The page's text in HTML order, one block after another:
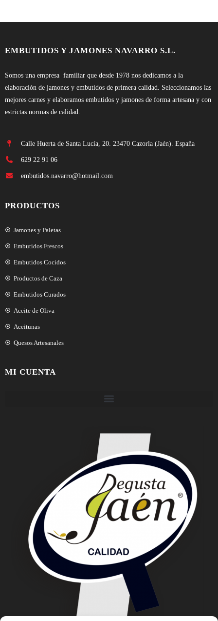
EMBUTIDOS Y JAMONES NAVARRO S.L.
Somos una empresa familiar que desde 1978 nos dedicamos a la
elaboración de jamones y embutidos de primera calidad. Seleccionamos las
mejores carnes y elaboramos embutidos y jamones de forma artesana y con
estrictas normas de calidad.
Calle Huerta de Santa Lucía, 20. 23470 Cazorla (Jaén). España
629 22 91 06
embutidos.navarro@hotmail.com
PRODUCTOS
Jamones y Paletas
Embutidos Frescos
Embutidos Cocidos
Productos de Caza
Embutidos Curados
Aceite de Oliva
Aceitunas
Quesos Artesanales
MI CUENTA